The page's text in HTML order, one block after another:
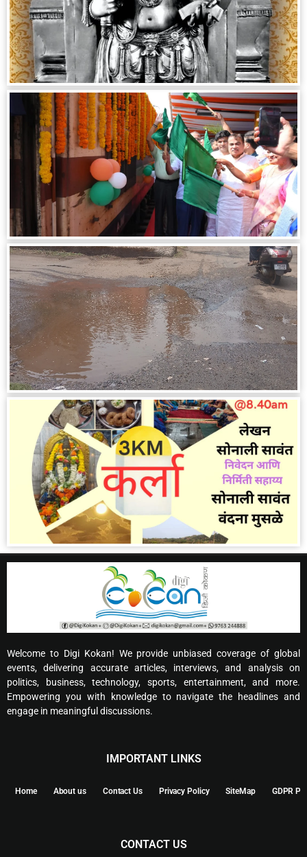
Welcome to Digi Kokan! We provide unbiased coverage of global
events, delivering accurate articles, interviews, and analysis on
politics, business, technology, sports, entertainment, and more.
Empowering you with knowledge to navigate the headlines and
engage in meaningful discussions.
IMPORTANT LINKS
Home About us Contact Us Privacy Policy SiteMap GDPR
CONTACT US